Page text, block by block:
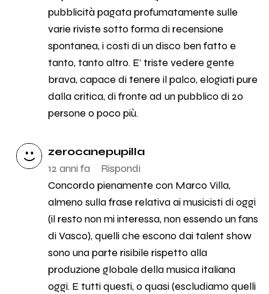
pubblicità pagata profumatamente sulle
varie riviste sotto forma di recensione
spontanea, i costi di un disco ben fatto e
tanto, tanto altro. E' triste vedere gente
brava, capace di tenere il palco, elogiati pure
dalla critica, di fronte ad un pubblico di 20
persone o poco più.
zerocanepupilla
12 anni fa
Rispondi
Concordo pienamente con Marco Villa,
almeno sulla frase relativa ai musicisti di oggi
(il resto non mi interessa, non essendo un fans
di Vasco), quelli che escono dai talent show
sono una parte risibile rispetto alla
produzione globale della musica italiana
oggi. E tutti questi, o quasi (escludiamo quelli